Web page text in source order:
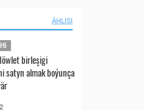
ÄHLISI
birleşigi
satyn almak boýunça